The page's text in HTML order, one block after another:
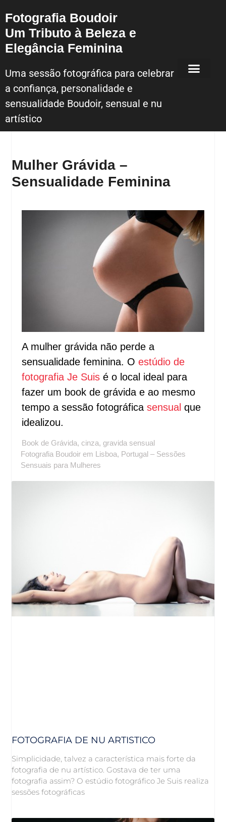
Fotografia Boudoir
Um Tributo à Beleza e
Elegância Feminina
Uma sessão fotográfica para celebrar
a confiança, personalidade e
sensualidade Boudoir, sensual e nu
artístico
Mulher Grávida –
Sensualidade Feminina
A mulher grávida não perde a
sensualidade feminina. Oestúdio de
fotografia Je Suis é o local ideal para
fazer um book de grávida e ao mesmo
tempo a sessão fotográficasensual que
idealizou.
Book de Grávida, cinza,gravida sensual
Fotografia Boudoir em Lisboa, Portugal – Sessões
Sensuais para Mulheres
FOTOGRAFIA DE NU ARTISTICO
Simplicidade, talvez a característica mais forte da
fotografia de nu artístico. Gostava de ter uma
fotografia assim? O estúdio fotográfico Je Suis realiza
sessões fotográficas